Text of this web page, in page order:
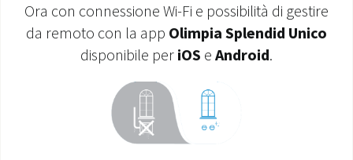
Ora con connessione Wi-Fi e possibilità di gestire
da remoto con la app Olimpia Splendid Unico
disponibile per iOS e Android.